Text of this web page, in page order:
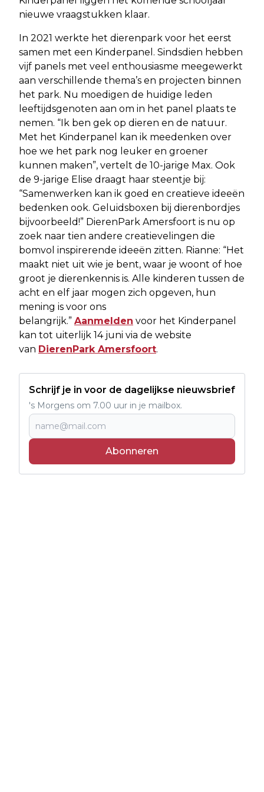
nieuwe vraagstukken klaar.
In 2021 werkte het dierenpark voor het eerst
samen met een Kinderpanel. Sindsdien hebben
vijf panels met veel enthousiasme meegewerkt
aan verschillende thema’s en projecten binnen
het park. Nu moedigen de huidige leden
leeftijdsgenoten aan om in het panel plaats te
nemen. “Ik ben gek op dieren en de natuur.
Met het Kinderpanel kan ik meedenken over
hoe we het park nog leuker en groener
kunnen maken”, vertelt de 10-jarige Max. Ook
de 9-jarige Elise draagt haar steentje bij:
“Samenwerken kan ik goed en creatieve ideeën
bedenken ook. Geluidsboxen bij dierenbordjes
bijvoorbeeld!” DierenPark Amersfoort is nu op
zoek naar tien andere creatievelingen die
bomvol inspirerende ideeën zitten. Rianne: “Het
maakt niet uit wie je bent, waar je woont of hoe
groot je dierenkennis is. Alle kinderen tussen de
acht en elf jaar mogen zich opgeven, hun
mening is voor ons
belangrijk.” Aanmelden voor het Kinderpanel
kan tot uiterlijk 14 juni via de website
van DierenPark Amersfoort.
Schrijf je in voor de dagelijkse nieuwsbrief
's Morgens om 7.00 uur in je mailbox.
Abonneren